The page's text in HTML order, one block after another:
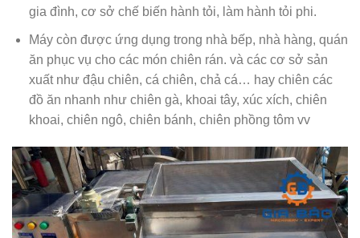
gia đình, cơ sở chế biến hành tỏi, làm hành tỏi phi.
Máy còn được ứng dụng trong nhà bếp, nhà hàng, quán
ăn phục vụ cho các món chiên rán. và các cơ sở sản
xuất như đậu chiên, cá chiên, chả cá… hay chiên các
đồ ăn nhanh như chiên gà, khoai tây, xúc xích, chiên
khoai, chiên ngô, chiên bánh, chiên phồng tôm vv